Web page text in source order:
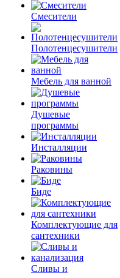
Смесители
Полотенцесушители
Мебель для ванной
Душевые
программы
Инсталляции
Раковины
Биде
Комплектующие для
сантехники
Сливы и